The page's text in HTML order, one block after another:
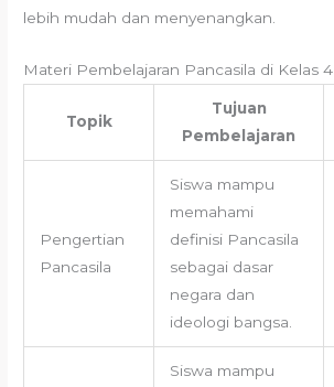
lebih mudah dan menyenangkan.
Materi Pembelajaran Pancasila di Kelas 4
Topik
Tujuan
Pembelajaran
Pengertian
Pancasila
Siswa mampu
memahami
definisi Pancasila
sebagai dasar
negara dan
ideologi bangsa.
Siswa mampu